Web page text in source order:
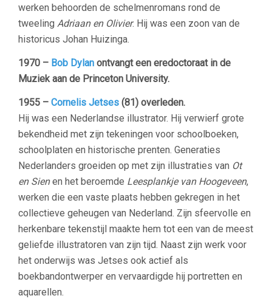
werken behoorden de schelmenromans rond de
tweeling Adriaan en Olivier. Hij was een zoon van de
historicus Johan Huizinga.
1970 – Bob Dylan ontvangt een eredoctoraat in de
Muziek aan de Princeton University.
1955 – Cornelis Jetses (81) overleden.
Hij was een Nederlandse illustrator. Hij verwierf grote
bekendheid met zijn tekeningen voor schoolboeken,
schoolplaten en historische prenten. Generaties
Nederlanders groeiden op met zijn illustraties van Ot
en Sienen het beroemde Leesplankje van Hoogeveen,
werken die een vaste plaats hebben gekregen in het
collectieve geheugen van Nederland. Zijn sfeervolle en
herkenbare tekenstijl maakte hem tot een van de meest
geliefde illustratoren van zijn tijd. Naast zijn werk voor
het onderwijs was Jetses ook actief als
boekbandontwerper en vervaardigde hij portretten en
aquarellen.